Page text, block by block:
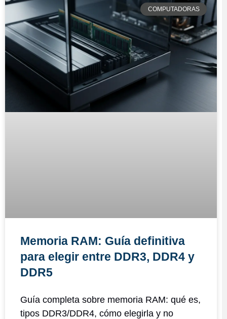
COMPUTADORAS
Memoria RAM: Guía definitiva
para elegir entre DDR3, DDR4 y
DDR5
Guía completa sobre memoria RAM: qué es,
tipos DDR3/DDR4, cómo elegirla y no